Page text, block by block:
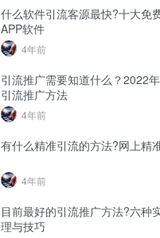
什么软件引流客源最快?十大免
APP软件
4年前
引流推广需要知道什么？2022
引流推广方法
4年前
有什么精准引流的方法?网上精
4年前
目前最好的引流推广方法?六种
理与技巧